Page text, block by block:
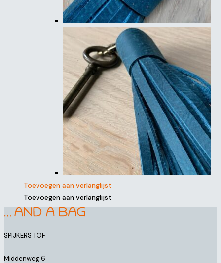
Toevoegen aan verlanglijst
Toevoegen aan verlanglijst
SPIJKERS TOF
Middenweg 6